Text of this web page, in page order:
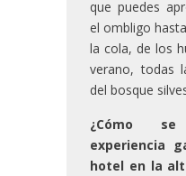
que puedes
el ombligo
la cola, de los
verano, todas
del bosque
¿Cómo
experiencia
hotel en la